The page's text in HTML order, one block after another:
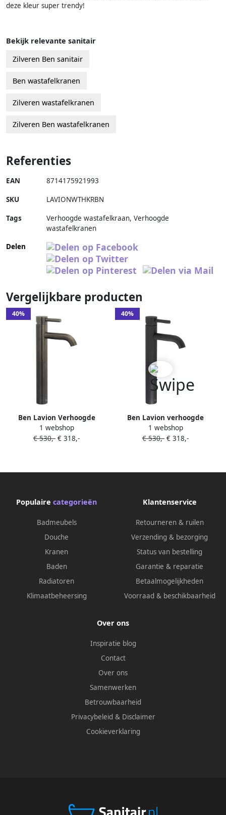
deze kleur super trendy!
Bekijk relevante sanitair
Zilveren Ben sanitair
Ben wastafelkranen
Zilveren wastafelkranen
Zilveren Ben wastafelkranen
Referenties
EAN 8714175921993
SKU LAVIONWTHKRBN
Tags
Verhoogde wastafelkraan, Verhoogde
wastafelkranen
Delen
Vergelijkbare producten
40%
Ben Lavion Verhoogde
wastafelkraan Geborsteld
Zwart
1 webshop
€ 530,- € 318,-
40%
Ben Lavion verhoogde
wastafelkraan mat zwart
1 webshop
€ 530,- € 318,-
Populaire categorieën
Badmeubels
Douche
Kranen
Baden
Radiatoren
Klimaatbeheersing
Klantenservice
Retourneren & ruilen
Verzending & bezorging
Status van bestelling
Garantie & reparatie
Betaalmogelijkheden
Voorraad & beschikbaarheid
Over ons
Inspiratie blog
Contact
Over ons
Samenwerken
Betrouwbaarheid
Privacybeleid & Disclaimer
Cookieverklaring